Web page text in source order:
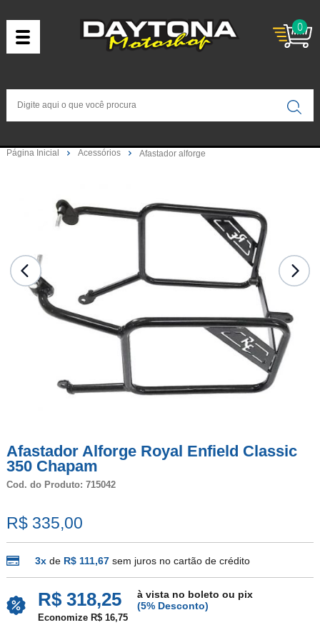
0
Página Inicial Acessórios Afastador alforge
Afastador Alforge Royal Enfield Classic
350 Chapam
Cod. do Produto: 715042
R$ 335,00
3xde R$ 111,67 sem juros no cartão de crédito
R$ 318,25
à vista no boleto ou pix
(5% Desconto)
Economize R$ 16,75